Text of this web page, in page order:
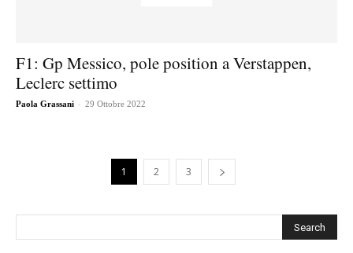
F1: Gp Messico, pole position a Verstappen,
Leclerc settimo
Paola Grassani - 29 Ottobre 2022
1 2 3